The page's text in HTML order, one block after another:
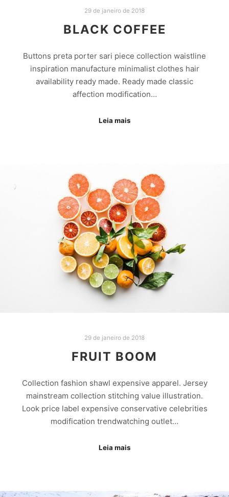
29 de janeiro de 2018
BLACK COFFEE
Buttons preta porter sari piece collection waistline
inspiration manufacture minimalist clothes hair
availability ready made. Ready made classic
affection modification…
Leia mais
29 de janeiro de 2018
FRUIT BOOM
Collection fashion shawl expensive apparel. Jersey
mainstream collection stitching value illustration.
Look price label expensive conservative celebrities
modification trendwatching outlet…
Leia mais